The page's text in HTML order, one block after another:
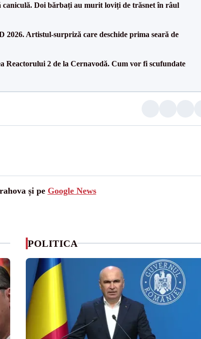
caniculă. Doi bărbați au murit loviți de trăsnet în râul
2026. Artistul-surpriză care deschide prima seară de
Reactorului 2 de la Cernavodă. Cum vor fi scufundate
și pe Google News
POLITICA